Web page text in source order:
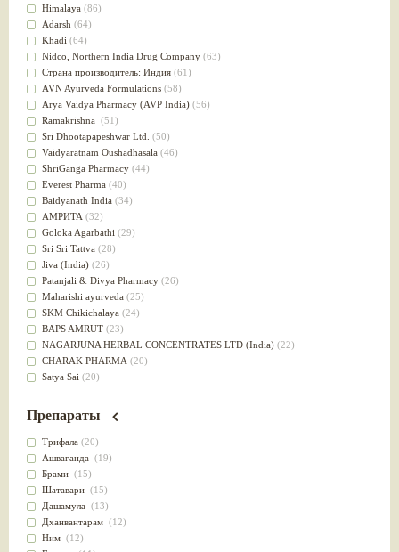
Для медитации
выводит токсины
Для здоровья печени
Для тела(39)
для очищения крови(38)
При диабете(38)
Антиоксидант(37)
Для Капха(Кафа) доши
От паразитов(37)
При расстройстве желудка (36)
Успокоительное(36)
Для глаз(34)
от геморроя(34)
Противовоспалительное
Для Питта доши(32)
Для сердца(32)
Для сосудов головного мозга
Для полости рта(32)
Дефицит железа(31)
Для лица(31)
Употребление в пищу
Ароматерапия(29)
Жаропонижающее(29)
для памяти(28)
для почек(28)
Слабительное (28)
Афродизиак(27)
Напитки(27)
Для йоги (27)
Для потенции(26)
Для душа(25)
для концентрации внимания
при нарушении эрекции
Himalaya (86)
Adarsh (64)
Khadi (64)
Nidсo, Northern India Drug Company (63)
Страна производитель: Индия (61)
AVN Ayurveda Formulations (58)
Arya Vaidya Pharmacy (AVP India) (56)
Ramakrishna (51)
Sri Dhootapapeshwar Ltd. (50)
Vaidyaratnam Oushadhasala (46)
ShriGanga Pharmacy (44)
Everest Pharma (40)
Baidyanath India (34)
АМРИТА (32)
Goloka Agarbathi (29)
Sri Sri Tattva (28)
Jiva (India) (26)
Patanjali & Divya Pharmacy (26)
Maharishi ayurveda (25)
SKM Chikichalaya (24)
BAPS AMRUT (23)
NAGARJUNA HERBAL CONCENTRATES LTD (India) (22)
CHARAK PHARMA (20)
Satya Sai (20)
Vyas(20)
Kerala Ayurveda
(19)
Organic India pvt ltd
Lalita(16)
Ashtang Herbals
Alarsin(14)
Vasu Health care
Baraka(13)
Dabur India Ltd
Препараты
Трифала (20)
Ашваганда (19)
Брами (15)
Шатавари (15)
Дашамула (13)
Дханвантарам (12)
Ним (12)